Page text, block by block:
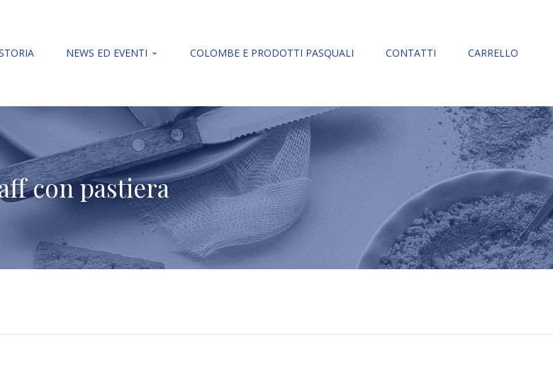
NEWS ED EVENTI COLOMBE E PRODOTTI PASQUALI CONTATTI CARRELLO
con pastiera